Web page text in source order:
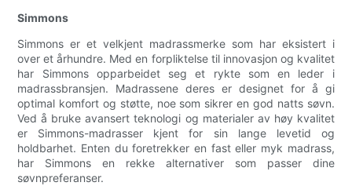
Simmons
Simmons er et velkjent madrassmerke som har eksistert i
over et århundre. Med en forpliktelse til innovasjon og kvalitet
har Simmons opparbeidet seg et rykte som en leder i
madrassbransjen. Madrassene deres er designet for å gi
optimal komfort og støtte, noe som sikrer en god natts søvn.
Ved å bruke avansert teknologi og materialer av høy kvalitet
er Simmons-madrasser kjent for sin lange levetid og
holdbarhet. Enten du foretrekker en fast eller myk madrass,
har Simmons en rekke alternativer som passer dine
søvnpreferanser.